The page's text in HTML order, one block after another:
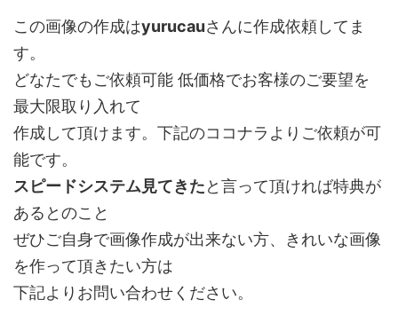
この画像の作成はyurucauさんに作成依頼してま
す。
どなたでもご依頼可能 低価格でお客様のご要望を
最大限取り入れて
作成して頂けます。下記のココナラよりご依頼が可
能です。
スピードシステム見てきたと言って頂ければ特典が
あるとのこと
ぜひご自身で画像作成が出来ない方、きれいな画像
を作って頂きたい方は
下記よりお問い合わせください。